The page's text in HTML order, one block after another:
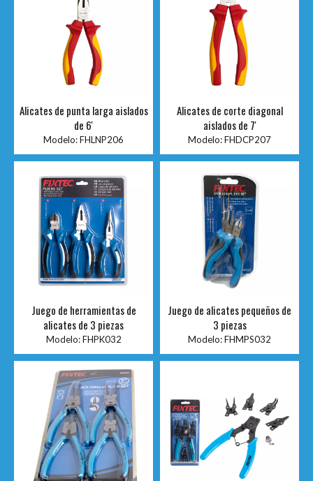
Alicates de punta larga aislados
de 6'
Modelo:FHLNP206
Alicates de corte diagonal
aislados de 7'
Modelo:FHDCP207
Juego de herramientas de
alicates de 3 piezas
Modelo: FHPK032
Juego de alicates pequeños de
3 piezas
Modelo:FHMPS032